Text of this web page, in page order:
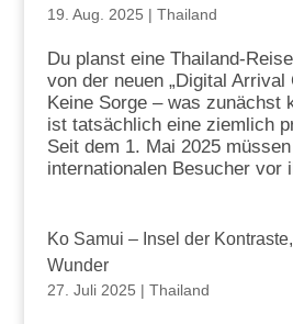
19. Aug. 2025 | Thailand
Du planst eine Thailand-
von der neuen „Digital Arrival
Keine Sorge – was zunächst
ist tatsächlich eine ziemlich
Seit dem 1. Mai 2025
internationalen Besucher vor
Ko Samui – Insel der
Wunder
27. Juli 2025 | Thailand